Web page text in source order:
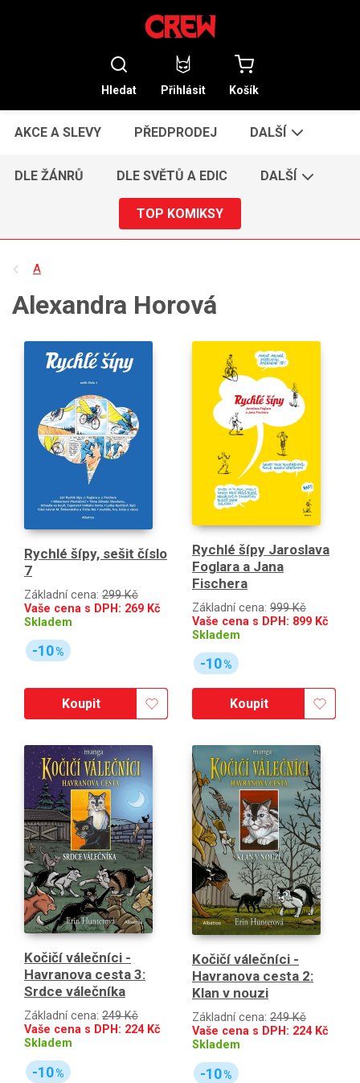
Hledat Přihlásit Košík
AKCE A SLEVY PŘEDPRODEJ DALŠÍ
DLE ŽÁNRŮ DLE SVĚTŮ A EDIC DALŠÍ
TOP KOMIKSY
A
Alexandra Horová
Rychlé šípy, sešit číslo
7
Základní cena: 299 Kč
Vaše cena s DPH: 269 Kč
Skladem
-10%
Koupit
Rychlé šípy Jaroslava
Foglara a Jana
Fischera
Základní cena: 999 Kč
Vaše cena s DPH: 899 Kč
Skladem
-10%
Koupit
Kočičí válečníci -
Havranova cesta 3:
Srdce válečníka
Základní cena: 249 Kč
Vaše cena s DPH: 224Kč
Skladem
-10%
Kočičí válečníci -
Havranova cesta 2:
Klan v nouzi
Základní cena: 249 Kč
Vaše cena s DPH: 224Kč
Skladem
-10%